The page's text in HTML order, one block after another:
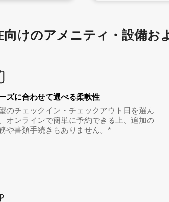
向け⁠のア⁠メ⁠ニ⁠テ⁠ィ⁠・設⁠備⁠お
ズに合わせて選べる柔軟性
のチェックイン・チェックアウト日を選ん
オンラインで簡単に予約できる上、追加の
や書類手続きもありません。*